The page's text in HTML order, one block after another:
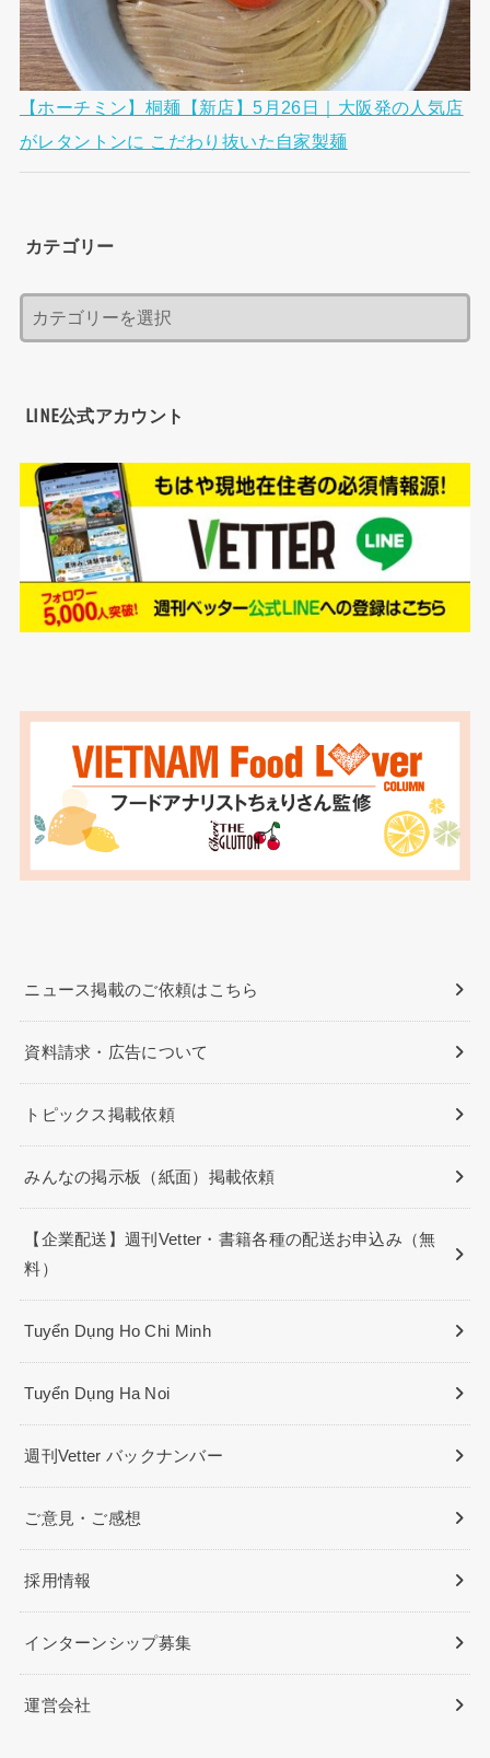
【ホーチミン】桐麺【新店】5月26日｜大阪発の人気店
がレタントンに こだわり抜いた自家製麺
カテゴリー
LINE公式アカウント
ニュース掲載のご依頼はこちら
資料請求・広告について
トピックス掲載依頼
みんなの掲示板（紙面）掲載依頼
【企業配送】週刊Vetter・書籍各種の配送お申込み（無
料）
Tuyển Dụng Ho Chi Minh
Tuyển Dụng Ha Noi
週刊Vetter バックナンバー
ご意見・ご感想
採用情報
インターンシップ募集
運営会社